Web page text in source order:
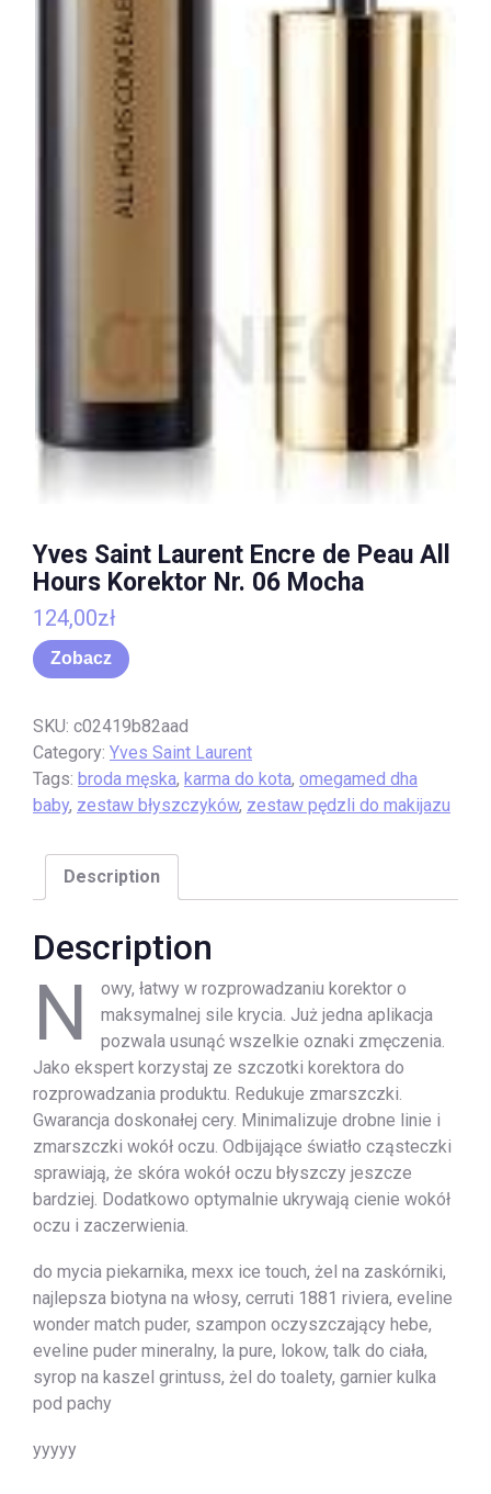
Yves Saint Laurent Encre de Peau All
Hours Korektor Nr. 06 Mocha
124,00zł
Zobacz
SKU: c02419b82aad
Category: Yves Saint Laurent
Tags: broda męska, karma do kota, omegamed dha
baby, zestaw błyszczyków, zestaw pędzli do makijazu
Description
Description
N
owy, łatwy w rozprowadzaniu korektor o
maksymalnej sile krycia. Już jedna aplikacja
pozwala usunąć wszelkie oznaki zmęczenia.
Jako ekspert korzystaj ze szczotki korektora do
rozprowadzania produktu. Redukuje zmarszczki.
Gwarancja doskonałej cery. Minimalizuje drobne linie i
zmarszczki wokół oczu. Odbijające światło cząsteczki
sprawiają, że skóra wokół oczu błyszczy jeszcze
bardziej. Dodatkowo optymalnie ukrywają cienie wokół
oczu i zaczerwienia.
do mycia piekarnika, mexx ice touch, żel na zaskórniki,
najlepsza biotyna na włosy, cerruti 1881 riviera, eveline
wonder match puder, szampon oczyszczający hebe,
eveline puder mineralny, la pure, lokow, talk do ciała,
syrop na kaszel grintuss, żel do toalety, garnier kulka
pod pachy
yyyyy